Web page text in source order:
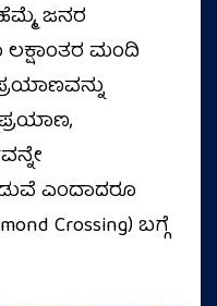
ಜನರ
ಮಂದಿ
ಪ್ರಯಾಣ,
ಎಂದಾದರೂ
Crossing) ಬಗ್ಗೆ